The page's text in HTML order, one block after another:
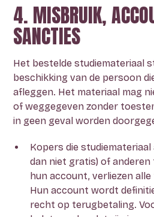
4. MISBRUIK,
SANCTIES
Het bestelde studiemateriaal
beschikking van de persoon
afleggen. Het materiaal mag
of weggegeven zonder
in geen geval worden
Kopers die studiemateriaal
dan niet gratis) of
hun account, verliezen
Hun account wordt
recht op terugbetaling.